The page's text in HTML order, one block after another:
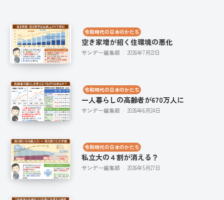
令和時代の日本のかたち
空き家増が招く住環境の悪化
サンデー編集部 - 2026年7月22日
令和時代の日本のかたち
一人暮らしの高齢者が670万人に
サンデー編集部 - 2026年6月24日
令和時代の日本のかたち
私立大の４割が消える？
サンデー編集部 - 2026年5月27日